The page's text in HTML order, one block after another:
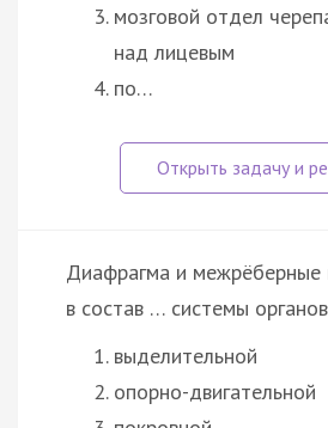
мозговой отдел
над лицевым
по…
Диафрагма и
в состав … системы
выделительной
опорно-двигательной